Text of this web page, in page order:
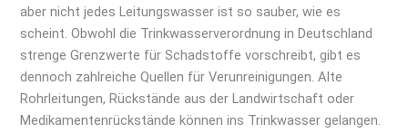
aber nicht jedes Leitungswasser ist so sauber, wie es
scheint. Obwohl die Trinkwasserverordnung in Deutschland
strenge Grenzwerte für Schadstoffe vorschreibt, gibt es
dennoch zahlreiche Quellen für Verunreinigungen. Alte
Rohrleitungen, Rückstände aus der Landwirtschaft oder
Medikamentenrückstände können ins Trinkwasser gelangen.